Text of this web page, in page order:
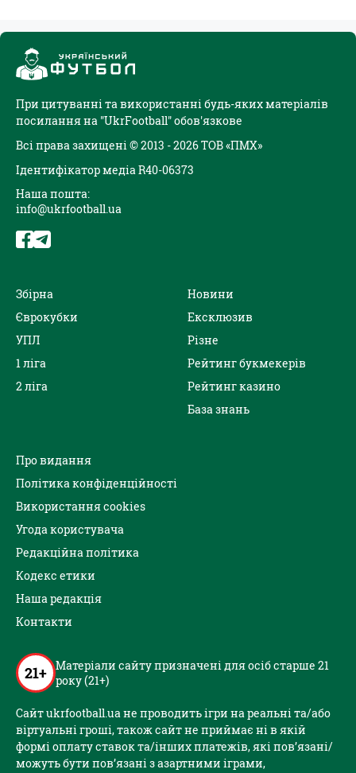
При цитуванні та використанні будь-яких матеріалів
посилання на "UkrFootball" обов'язкове
Всі права захищені © 2013 - 2026 ТОВ «ПМХ»
Ідентифікатор медіа R40-06373
Наша пошта:
info@ukrfootball.ua
Збірна
Єврокубки
УПЛ
1 ліга
2 ліга
Новини
Ексклюзив
Різне
Рейтинг букмекерів
Рейтинг казино
База знань
Про видання
Політика конфіденційності
Використання cookies
Угода користувача
Редакційна політика
Кодекс етики
Наша редакція
Контакти
21+ Матеріали сайту призначені для осіб старше 21
року (21+)
Сайт ukrfootball.ua не проводить ігри на реальні та/або
віртуальні гроші, також сайт не приймає ні в якій
формі оплату ставок та/інших платежів, які пов’язані/
можуть бути пов’язані з азартними іграми,